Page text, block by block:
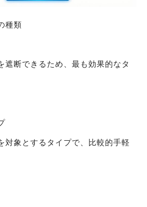
種類
遮断できるため、最も効果的なタ
対象とするタイプで、比較的手軽